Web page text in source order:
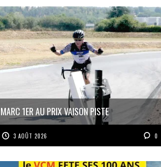
MARC 1ER AU PRIX VAISON PISTE
3 AOÛT 2026 0